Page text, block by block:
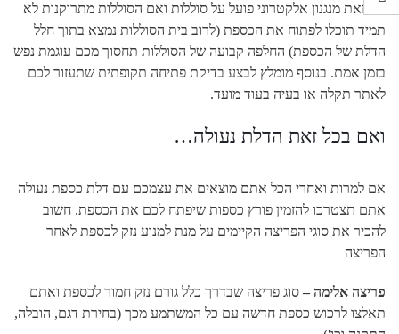
עם זאת מנגנון אלקטרוני פועל על סוללות ואם הסוללות מתרוקנות לא
תמיד תוכלו לפתוח את הכספת (לרוב בית הסוללות נמצא בתוך חלל
הדלת של הכספת) החלפה קבועה של הסוללות תחסוך מכם עוגמת נפש
בזמן אמת. בנוסף מומלץ לבצע בדיקת פתיחה תקופתית שתעזור לכם
לאתר תקלה או בעיה בעוד מועד.
ואם בכל זאת הדלת נעולה…
אם למרות ואחרי הכל אתם מוצאים את עצמכם עם דלת כספת נעולה
אתם תצטרכו להזמין פורץ כספות שיפתח לכם את הכספת. חשוב
להכיר את סוגי הפריצה הקיימים על מנת למנוע נזק לכספת לאחר
הפריצה
פריצה אלימה – סוג פריצה שבדרך כלל גורם נזק חמור לכספת ואתם
תאלצו לרכוש כספת חדשה עם כל המשתמע מכך (בחירת דגם, הובלה,